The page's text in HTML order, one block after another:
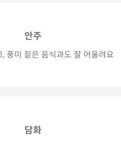
안주
풍미 짙은 음식과도 잘 어울려요
담화